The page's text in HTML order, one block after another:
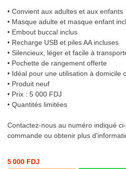
• Convient aux adultes et aux enfants
• Masque adulte et masque enfant
• Embout buccal inclus
• Recharge USB et piles AA incluses
• Silencieux, léger et facile à
• Pochette de rangement offerte
• Idéal pour une utilisation à domicile
• Produit neuf
• Prix : 5 000 FDJ
• Quantités limitées
Contactez-nous au numéro indiqué
commande ou obtenir plus
5 000 FDJ